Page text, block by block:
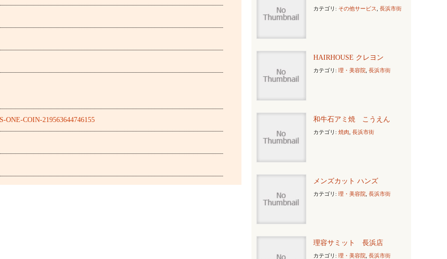
ONE-COIN-219563644746155
カテゴリ: その他サービス 長浜市街
HAIRHOUSE クレヨン
カテゴリ: 理・美容院 長浜市街
和牛石アミ焼 こうえん
カテゴリ: 焼肉 長浜市街
メンズカット ハンズ
カテゴリ: 理・美容院 長浜市街
理容サミット 長浜店
カテゴリ: 理・美容院 長浜市街